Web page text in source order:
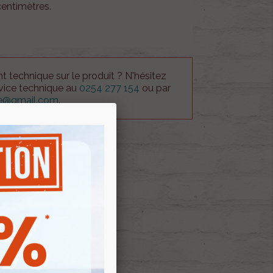
technique sur le produit ? N'hésitez
technique au 0254 277 154 ou par
.
PANIER
D'ENVIES